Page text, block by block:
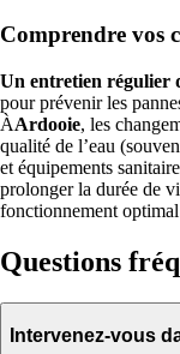
Comprendre vos
Un entretien régulier
pour prévenir les
ÀArdooie, les
qualité de l’eau
et équipements
prolonger la durée de
fonctionnement
Questions
Intervenez-vous